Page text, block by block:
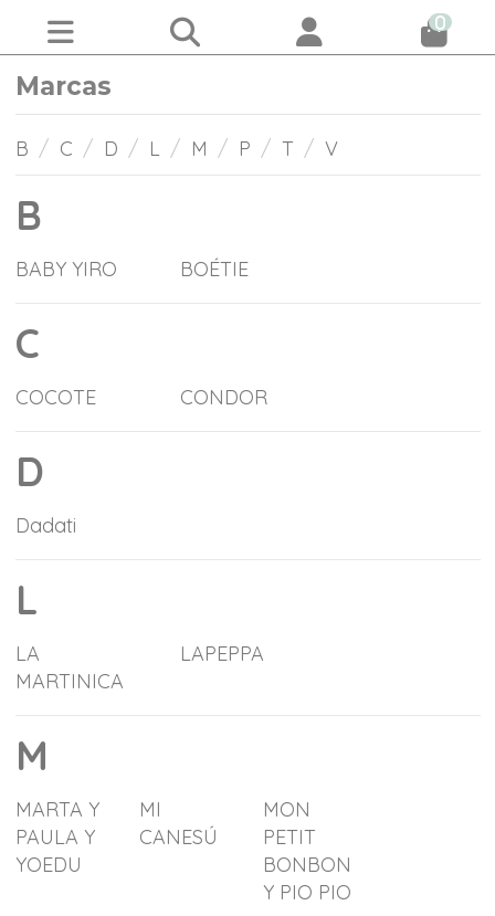
0
Marcas
B / C / D / L / M / P / T / V
B
BABY YIRO BOÉTIE
C
COCOTE CONDOR
D
Dadati
L
LA
MARTINICA
LAPEPPA
M
MARTA Y
PAULA Y
YOEDU
MI
CANESÚ
MON
PETIT
BONBON
Y PIO PIO